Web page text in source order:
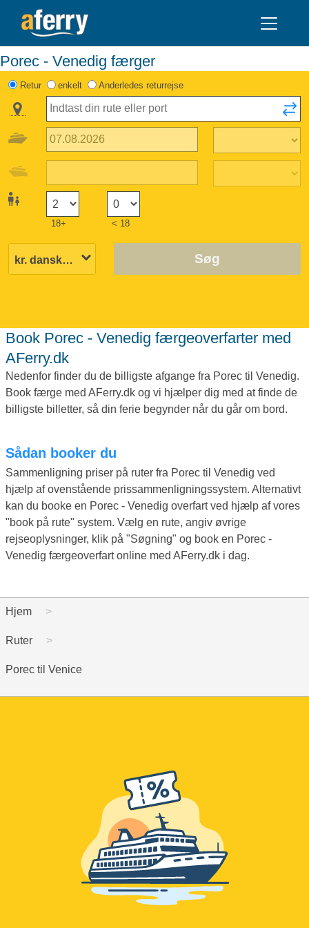
Porec - Venedig færger
Retur enkelt Anderledes returrejse
18+ < 18
Søg
Book Porec - Venedig færgeoverfarter med
AFerry.dk
Nedenfor finder du de billigste afgange fra Porec til Venedig.
Book færge med AFerry.dk og vi hjælper dig med at finde de
billigste billetter, så din ferie begynder når du går om bord.
Sådan booker du
Sammenligning priser på ruter fra Porec til Venedig ved
hjælp af ovenstående prissammenligningssystem. Alternativt
kan du booke en Porec - Venedig overfart ved hjælp af vores
"book på rute" system. Vælg en rute, angiv øvrige
rejseoplysninger, klik på "Søgning" og book en Porec -
Venedig færgeoverfart online med AFerry.dk i dag.
Hjem
Ruter
Porec til Venice